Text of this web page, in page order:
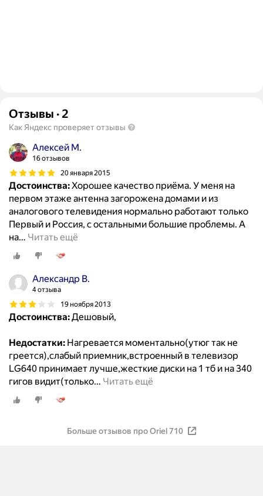
Отзывы · 2
Как Яндекс проверяет отзывы
Алексей М.
16 отзывов
20 января 2015
Достоинства:Хорошее качество приёма. У меня на
первом этаже антенна загорожена домами и из
аналогового телевидения нормально работают только
Первый и Россия, с остальными большие проблемы. А
на… Читать ещё
Александр В.
4 отзыва
19 ноября 2013
Достоинства:Дешовый,
Недостатки: Нагревается моментально(утюг так не
греется),слабый приемник,встроенный в телевизор
LG640 принимает лучше,жесткие диски на 1 тб и на 340
гигов видит(только… Читать ещё
Больше отзывов про Oriel 710